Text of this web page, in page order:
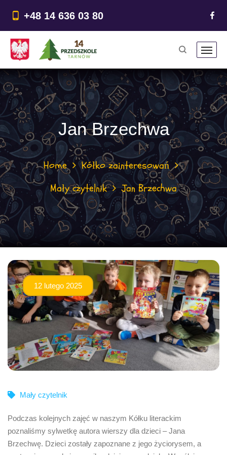
treści
+48 14 636 03 80
Jan Brzechwa
Home
Kółko zainteresowań
Mały czytelnik
Jan Brzechwa
12 lutego 2025
Mały czytelnik
Podczas kolejnych zajęć w naszym Kółku literackim
poznaliśmy sylwetkę autora wierszy dla dzieci – Jana
Brzechwę. Dzieci zostały zapoznane z jego życiorysem, a